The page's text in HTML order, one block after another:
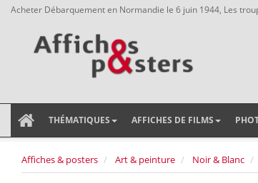
Acheter Débarquement en Normandie le 6 juin 1944, Les
THÉMATIQUES AFFICHES DE FILMS
Affiches & posters Art & peinture Noir & Blanc